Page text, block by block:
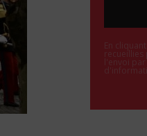
En
recueillies
l'envoi